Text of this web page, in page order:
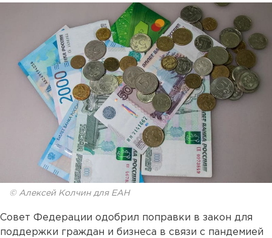
© Алексей Колчин для ЕАН
Совет Федерации одобрил поправки в закон для
поддержки граждан и бизнеса в связи с пандемией